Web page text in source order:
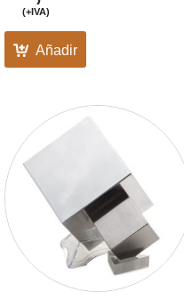
(+IVA)
Añadir